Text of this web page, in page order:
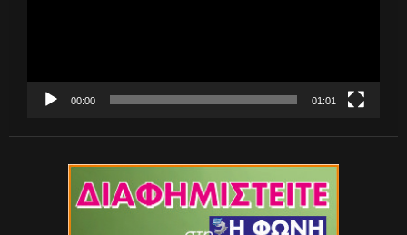
00:00 01:01